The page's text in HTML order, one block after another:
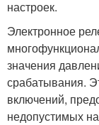
настроек.
Электронное
значения
срабатывания.
включений,
недопустимых